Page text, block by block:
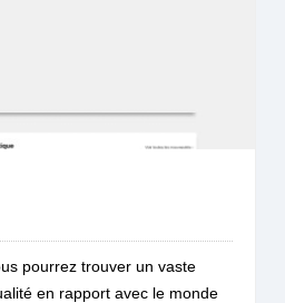
pourrez trouver un vaste
en rapport avec le monde